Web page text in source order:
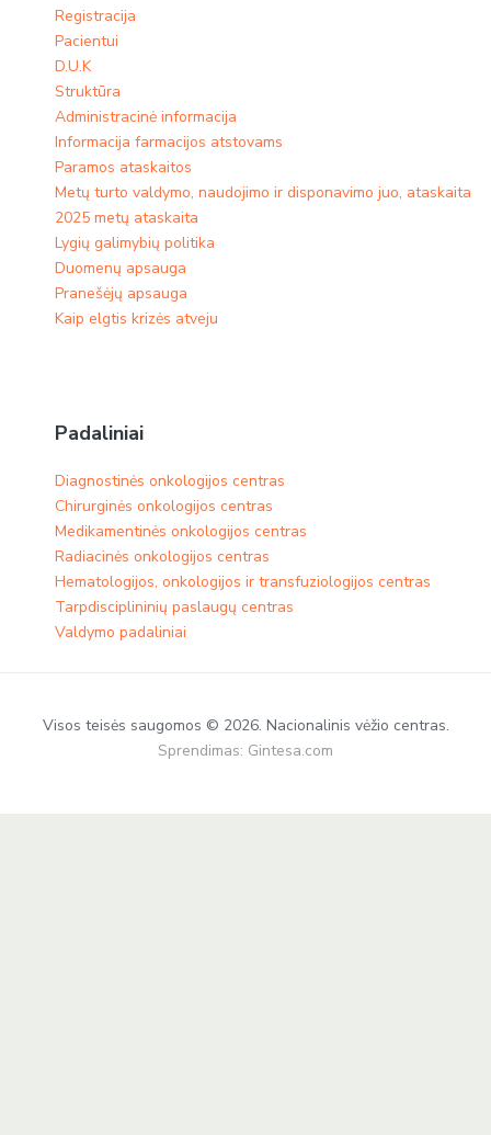
Registracija
Pacientui
D.U.K
Struktūra
Administracinė informacija
Informacija farmacijos atstovams
Paramos ataskaitos
Metų turto valdymo, naudojimo ir disponavimo juo, ataskaita
2025 metų ataskaita
Lygių galimybių politika
Duomenų apsauga
Pranešėjų apsauga
Kaip elgtis krizės atveju
Padaliniai
Diagnostinės onkologijos centras
Chirurginės onkologijos centras
Medikamentinės onkologijos centras​
Radiacinės onkologijos centras
Hematologijos, onkologijos ir transfuziologijos centras
Tarpdisciplininių paslaugų centras
Valdymo padaliniai
Visos teisės saugomos © 2026. Nacionalinis vėžio centras.
Sprendimas: Gintesa.com